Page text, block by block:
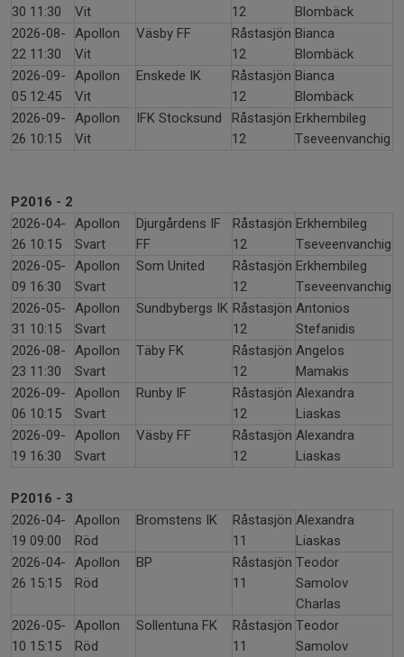
30 11:30
Vit
12
Blombäck
2026-08-
22 11:30
Apollon
Vit
Väsby FF
Råstasjön
12
Bianca
Blombäck
2026-09-
05 12:45
Apollon
Vit
Enskede IK
Råstasjön
12
Bianca
Blombäck
2026-09-
26 10:15
Apollon
Vit
IFK Stocksund
Råstasjön
12
Erkhembileg
Tseveenvanchig
P2016 - 2
2026-04-
26 10:15
Apollon
Svart
Djurgårdens IF
FF
Råstasjön
12
Erkhembileg
Tseveenvanchig
2026-05-
09 16:30
Apollon
Svart
Som United
Råstasjön
12
Erkhembileg
Tseveenvanchig
2026-05-
31 10:15
Apollon
Svart
Sundbybergs IK Råstasjön
12
Antonios
Stefanidis
2026-08-
23 11:30
Apollon
Svart
Täby FK
Råstasjön
12
Angelos
Mamakis
2026-09-
06 10:15
Apollon
Svart
Runby IF
Råstasjön
12
Alexandra
Liaskas
2026-09-
19 16:30
Apollon
Svart
Väsby FF
Råstasjön
12
Alexandra
Liaskas
P2016 - 3
2026-04-
19 09:00
Apollon
Röd
Bromstens IK
Råstasjön
11
Alexandra
Liaskas
2026-04-
26 15:15
Apollon
Röd
BP
Råstasjön
11
Teodor
Samolov
Charlas
2026-05-
10 15:15
Apollon
Röd
Sollentuna FK
Råstasjön
11
Teodor
Samolov